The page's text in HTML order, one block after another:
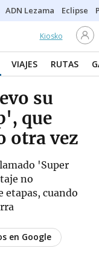
ADN Lezama Eclipse
Kiosko
VIAJES RUTAS
su
que
otra vez
'Super
no
etapas, cuando
en Google